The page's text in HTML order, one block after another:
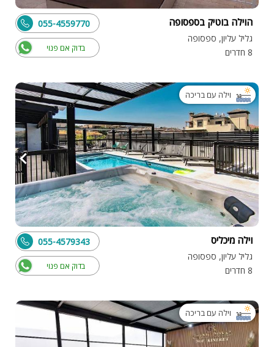
הוילה בוטיק בספסופה
גליל עליון, ספסופה
8 חדרים
בדוק אם פנוי
055-4559770
וילה עם בריכה
וילה מיכליס
גליל עליון, ספסופה
8 חדרים
בדוק אם פנוי
055-4579343
וילה עם בריכה